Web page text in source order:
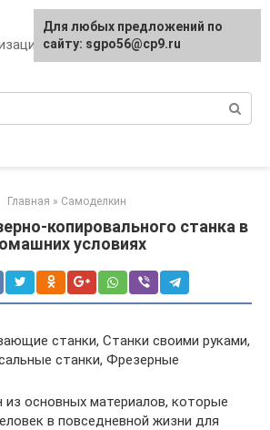
водопровод,
Главная » Самоделкин
копировального станка в
условиях
станки, Станки своими руками,
станки, Фрезерные
основных материалов, которые
в повседневной жизни для
Для любых предложений по
сайту: sgpo56@cp9.ru